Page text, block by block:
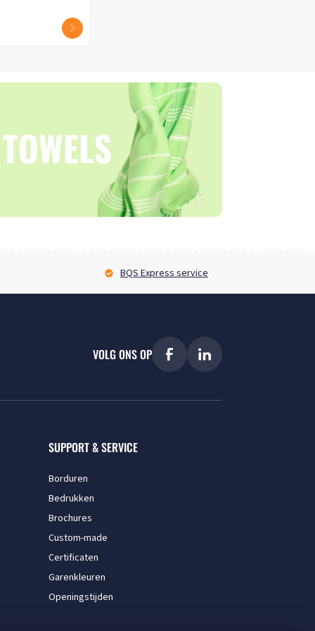
2 - 3 werkdagen
BQS Express service
VOLG ONS OP
SUPPORT & SERVICE
Borduren
Bedrukken
Brochures
Custom-made
Certificaten
Garenkleuren
Openingstijden